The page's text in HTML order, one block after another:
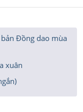
Đồng dao mùa
xuân